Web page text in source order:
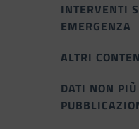
INTERVENTI
EMERGENZA
ALTRI
DATI NON